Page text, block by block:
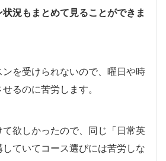
況もまとめて見ることができま
を受けられないので、曜日や時
るのに苦労します。
欲しかったので、同じ「日常英
ていてコース選びには苦労しな